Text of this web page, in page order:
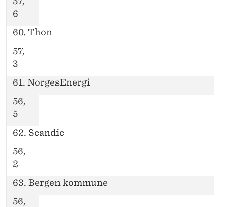
6
60. Thon
57,
3
61. NorgesEnergi
56,
5
62. Scandic
56,
2
63. Bergen kommune
56,